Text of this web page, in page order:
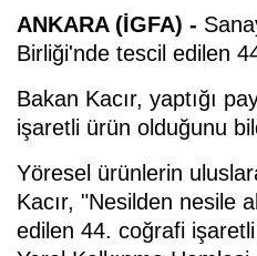
ANKARA (İGFA) -
Birliği'nde tescil edilen
Bakan Kacır, yaptığı
işaretli ürün olduğunu
Yöresel ürünlerin
Kacır, "Nesilden nesile
edilen 44. coğrafi